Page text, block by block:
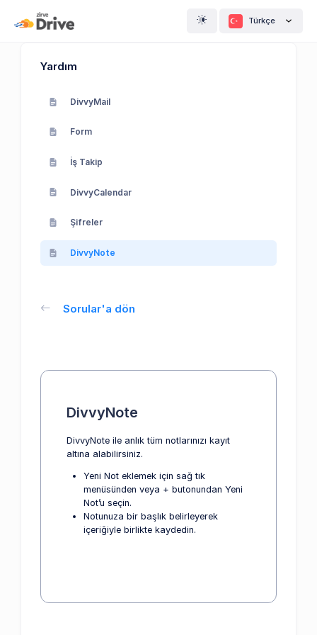
Türkçe
Yardım
DivvyMail
Form
İş Takip
DivvyCalendar
Şifreler
DivvyNote
Sorular'a dön
DivvyNote
DivvyNote ile anlık tüm notlarınızı kayıt
altına alabilirsiniz.
Yeni Not eklemek için sağ tık
menüsünden veya + butonundan Yeni
Not’u seçin.
Notunuza bir başlık belirleyerek
içeriğiyle birlikte kaydedin.